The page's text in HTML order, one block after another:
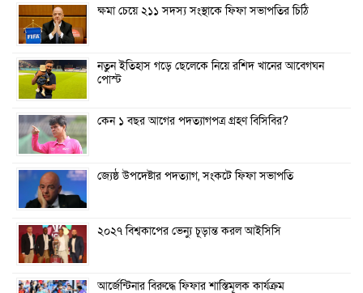
ক্ষমা চেয়ে ২১১ সদস্য সংস্থাকে ফিফা সভাপতির চিঠি
নতুন ইতিহাস গড়ে ছেলেকে নিয়ে রশিদ খানের আবেগঘন
পোস্ট
কেন ১ বছর আগের পদত্যাগপত্র গ্রহণ বিসিবির?
জ্যেষ্ঠ উপদেষ্টার পদত্যাগ, সংকটে ফিফা সভাপতি
২০২৭ বিশ্বকাপের ভেন্যু চূড়ান্ত করল আইসিসি
আর্জেন্টিনার বিরুদ্ধে ফিফার শাস্তিমূলক কার্যক্রম